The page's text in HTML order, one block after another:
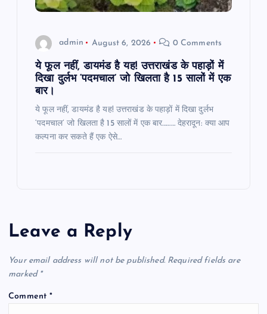
admin August 6, 2026 0 Comments
ये फूल नहीं, डायमंड है यह! उत्तराखंड के पहाड़ों में
दिखा दुर्लभ ‘पदमचाल’ जो खिलता है 15 सालों में एक
बार।
ये फूल नहीं, डायमंड है यह! उत्तराखंड के पहाड़ों में दिखा दुर्लभ
‘पदमचाल’ जो खिलता है 15 सालों में एक बार……… देहरादून: क्या आप
कल्पना कर सकते हैं एक ऐसे…
Leave a Reply
Your email address will not be published. Required fields are
marked *
Comment*